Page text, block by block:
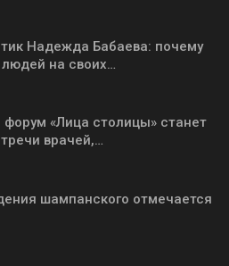
Надежда Бабаева: почему
на своих…
форум «Лица столицы» станет
врачей,…
шампанского отмечается